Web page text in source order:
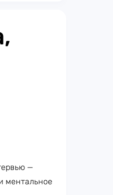
—
ментальное